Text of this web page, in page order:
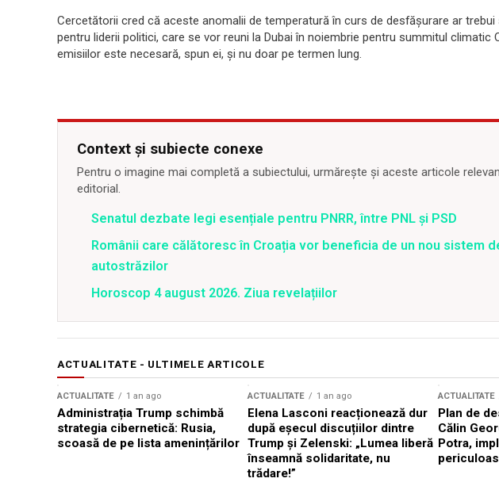
Cercetătorii cred că aceste anomalii de temperatură în curs de desfășurare ar
pentru liderii politici, care se vor reuni la Dubai în noiembrie pentru summitul climatic
emisiilor este necesară, spun ei, și nu doar pe termen lung.
Context și subiecte conexe
Pentru o imagine mai completă a subiectului, urmărește și aceste articole
editorial.
Senatul dezbate legi esențiale pentru PNRR, între PNL și PSD
Românii care călătoresc în Croația vor beneficia de un nou sistem
autostrăzilor
Horoscop 4 august 2026. Ziua revelațiilor
ACTUALITATE - ULTIMELE ARTICOLE
ACTUALITATE 1 an ago
Administrația Trump schimbă
strategia cibernetică: Rusia,
scoasă de pe lista amenințărilor
ACTUALITATE 1 an ago
Elena Lasconi reacționează dur
după eșecul discuțiilor dintre
Trump și Zelenski: „Lumea liberă
înseamnă solidaritate, nu
trădare!”
ACTUALITATE
Plan de
Călin
Potra,